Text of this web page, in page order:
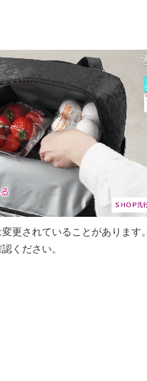
Playback
Rate
更されていることがあります。
ください。